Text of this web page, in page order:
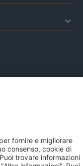
Di Informazioni